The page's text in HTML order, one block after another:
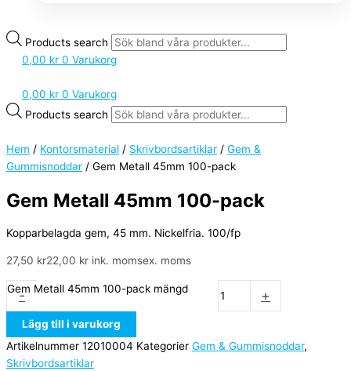
Products search
0,00 kr 0 Varukorg
0,00 kr 0 Varukorg
Products search
Hem / Kontorsmaterial / Skrivbordsartiklar / Gem &
Gummisnoddar / Gem Metall 45mm 100-pack
Gem Metall 45mm 100-pack
Kopparbelagda gem, 45 mm. Nickelfria. 100/fp
27,50 kr22,00 kr ink. momsex. moms
-
Gem Metall 45mm 100-pack mängd +
Lägg till i varukorg
Artikelnummer 12010004 Kategorier Gem & Gummisnoddar,
Skrivbordsartiklar